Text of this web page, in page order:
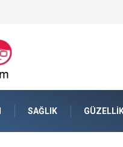
SAĞLIK